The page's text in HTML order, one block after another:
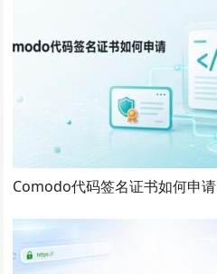
Comodo代码签名证书如何申请